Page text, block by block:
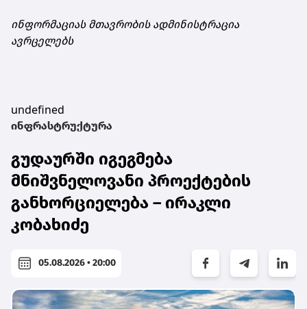
ინფორმაციას მთავრობის ადმინისტრაცია
ავრცელებს
undefined
ინფრასტრუქტურა
გუდაურში იგეგმება
მნიშვნელოვანი პროექტების
განხორციელება – ირაკლი
კობახიძე
05.08.2026 • 20:00